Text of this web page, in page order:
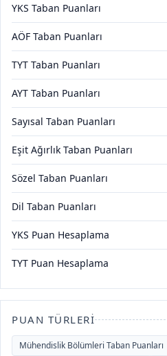
YKS Taban Puanları
AÖF Taban Puanları
TYT Taban Puanları
AYT Taban Puanları
Sayısal Taban Puanları
Eşit Ağırlık Taban Puanları
Sözel Taban Puanları
Dil Taban Puanları
YKS Puan Hesaplama
TYT Puan Hesaplama
PUAN TÜRLERI
Mühendislik Bölümleri Taban Puanları